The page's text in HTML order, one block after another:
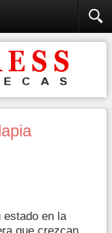
estado en la
que crezcan